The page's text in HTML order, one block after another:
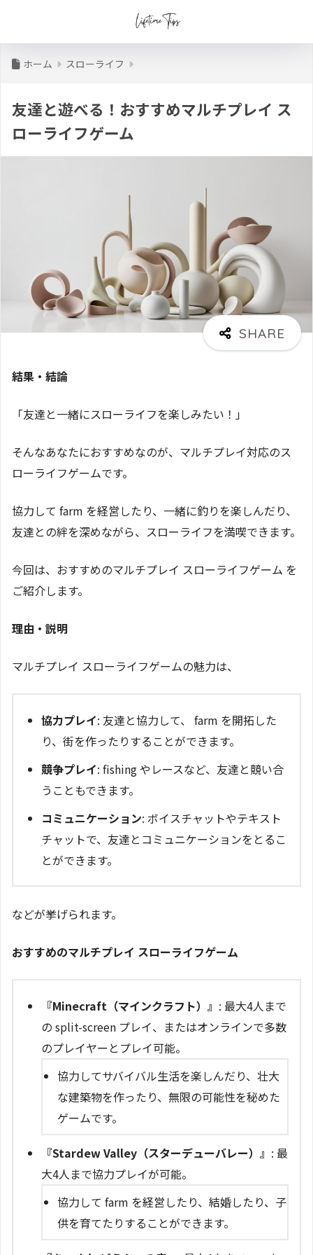
ホーム スローライフ
友達と遊べる！おすすめマルチプレイ ス
ローライフゲーム
結果・結論
「友達と一緒にスローライフを楽しみたい！」
そんなあなたにおすすめなのが、マルチプレイ対応のス
ローライフゲームです。
協力して farm を経営したり、一緒に釣りを楽しんだり、
友達との絆を深めながら、スローライフを満喫できます。
今回は、おすすめのマルチプレイ スローライフゲーム を
ご紹介します。
理由・説明
マルチプレイ スローライフゲームの魅力は、
協力プレイ: 友達と協力して、 farm を開拓した
り、街を作ったりすることができます。
競争プレイ: fishing やレースなど、友達と競い合
うこともできます。
コミュニケーション: ボイスチャットやテキスト
チャットで、友達とコミュニケーションをとるこ
とができます。
などが挙げられます。
おすすめのマルチプレイ スローライフゲーム
『Minecraft（マインクラフト）』 : 最大4人まで
の split-screen プレイ、またはオンラインで多数
のプレイヤーとプレイ可能。
協力してサバイバル生活を楽しんだり、壮大
な建築物を作ったり、無限の可能性を秘めた
ゲームです。
『Stardew Valley（スターデューバレー）』 : 最
大4人まで協力プレイが可能。
協力して farm を経営したり、結婚したり、子
供を育てたりすることができます。